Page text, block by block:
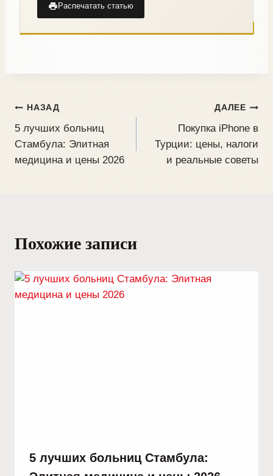
Распечатать статью
НАЗАД
5 лучших больниц
Стамбула: Элитная
медицина и цены 2026
ДАЛЕЕ
Покупка iPhone в
Турции: цены, налоги
и реальные советы
Похожие записи
5 лучших больниц Стамбула: